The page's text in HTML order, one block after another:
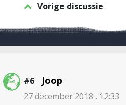
Vorige discussie
#6 Joop
27 december 2018 , 12:33